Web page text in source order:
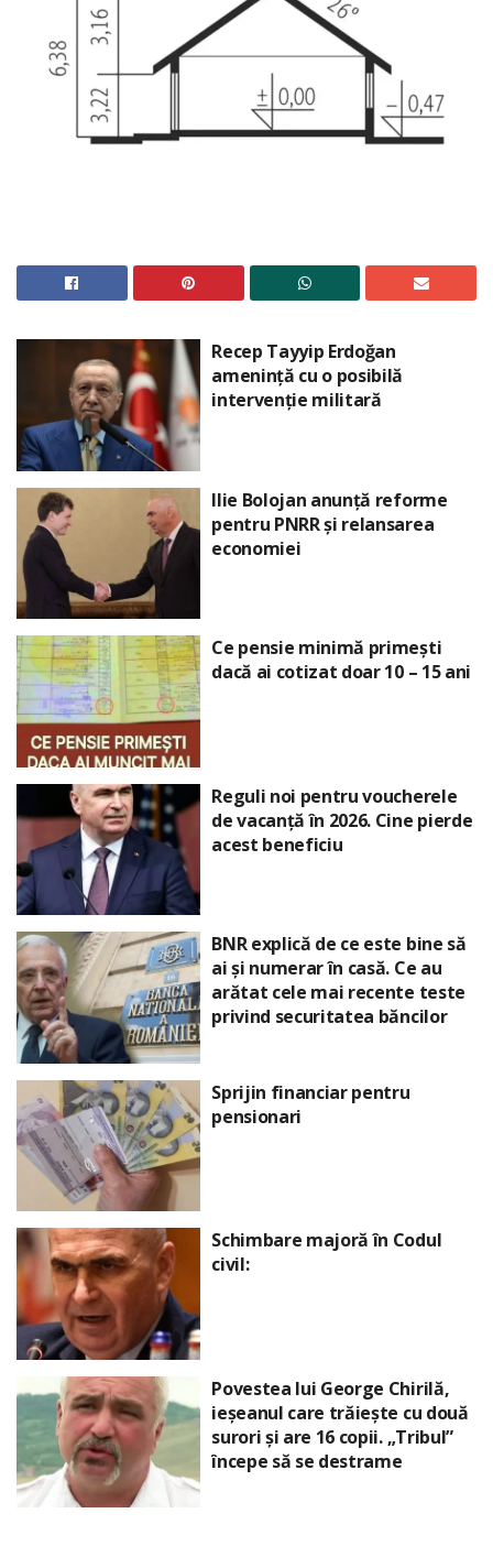
Recep Tayyip Erdoğan
amenință cu o posibilă
intervenție militară
Ilie Bolojan anunță reforme
pentru PNRR și relansarea
economiei
Ce pensie minimă primești
dacă ai cotizat doar 10 – 15 ani
Reguli noi pentru voucherele
de vacanță în 2026. Cine pierde
acest beneficiu
BNR explică de ce este bine să
ai și numerar în casă. Ce au
arătat cele mai recente teste
privind securitatea băncilor
Sprijin financiar pentru
pensionari
Schimbare majoră în Codul
civil:
Povestea lui George Chirilă,
ieșeanul care trăiește cu două
surori și are 16 copii. „Tribul”
începe să se destrame